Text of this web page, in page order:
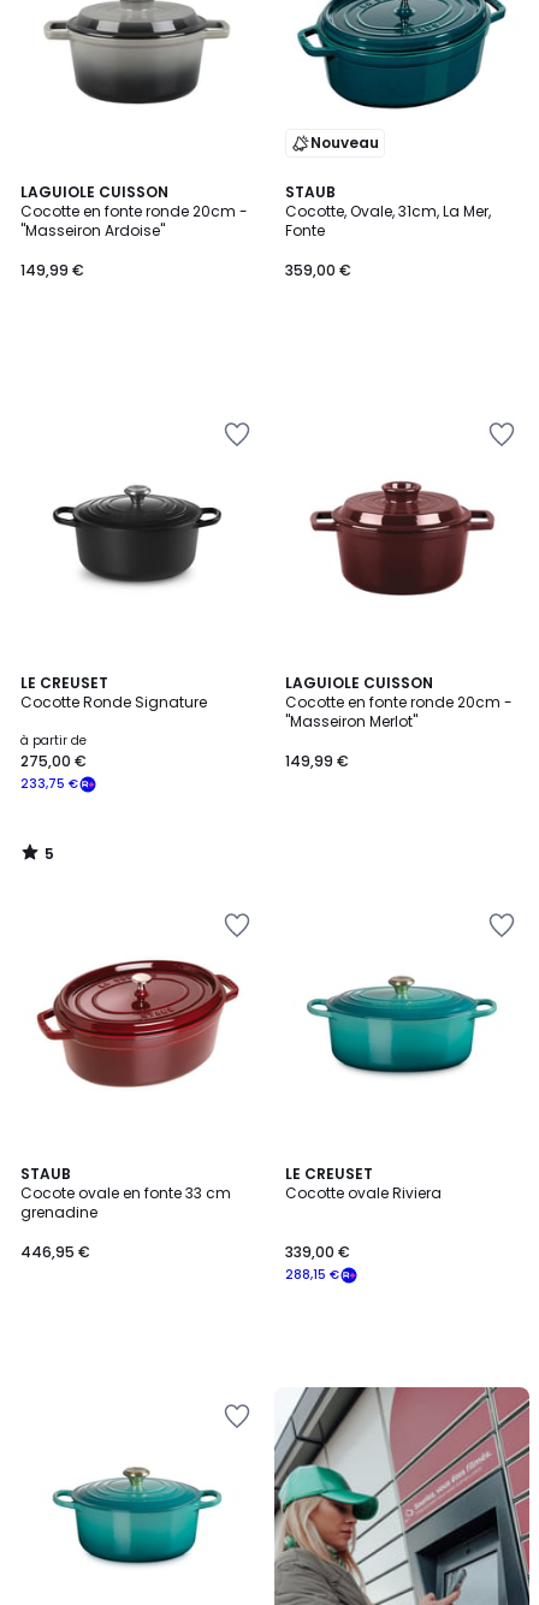
LAGUIOLE CUISSON
Cocotte en fonte ronde 20cm -
"Masseiron Ardoise"
149,99 €
Nouveau
STAUB
Cocotte, Ovale, 31cm, La Mer,
Fonte
359,00 €
LE CREUSET
Cocotte Ronde Signature
à partir de
233,75 €
275,00 €
5
/
5
/
LAGUIOLE CUISSON
Cocotte en fonte ronde 20cm -
"Masseiron Merlot"
149,99 €
STAUB
Cocote ovale en fonte 33 cm
grenadine
446,95 €
LE CREUSET
Cocotte ovale Riviera
288,15 €
339,00 €
Nouveau
Livraison
en
Locker
Mondial
Relay